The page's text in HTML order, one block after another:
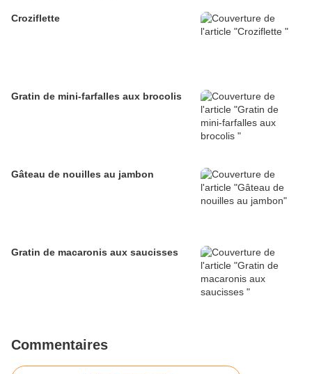
Croziflette
Gratin de mini-farfalles aux brocolis
Gâteau de nouilles au jambon
Gratin de macaronis aux saucisses
Commentaires